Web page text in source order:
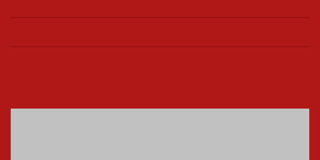
realizará nova edição da Feira